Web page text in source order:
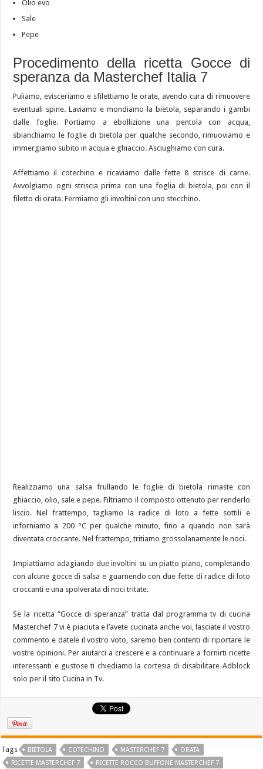
Olio evo
Sale
Pepe
Procedimento della ricetta Gocce di
speranza da Masterchef Italia 7
Puliamo, evisceriamo e sfilettiamo le orate, avendo cura di rimuovere
eventuali spine. Laviamo e mondiamo la bietola, separando i gambi
dalle foglie. Portiamo a ebollizione una pentola con acqua,
sbianchiamo le foglie di bietola per qualche secondo, rimuoviamo e
immergiamo subito in acqua e ghiaccio. Asciughiamo con cura.
Affettiamo il cotechino e ricaviamo dalle fette 8 strisce di carne.
Avvolgiamo ogni striscia prima con una foglia di bietola, poi con il
filetto di orata. Fermiamo gli involtini con uno stecchino.
Realizziamo una salsa frullando le foglie di bietola rimaste con
ghiaccio, olio, sale e pepe. Filtriamo il composto ottenuto per renderlo
liscio. Nel frattempo, tagliamo la radice di loto a fette sottili e
inforniamo a 200 °C per qualche minuto, fino a quando non sarà
diventata croccante. Nel frattempo, tritiamo grossolanamente le noci.
Impiattiamo adagiando due involtini su un piatto piano, completando
con alcune gocce di salsa e guarnendo con due fette di radice di loto
croccanti e una spolverata di noci tritate.
Se la ricetta “Gocce di speranza” tratta dal programma tv di cucina
Masterchef 7 vi è piaciuta e l’avete cucinata anche voi, lasciate il vostro
commento e datele il vostro voto, saremo ben contenti di riportare le
vostre opinioni. Per aiutarci a crescere e a continuare a fornirti ricette
interessanti e gustose ti chiediamo la cortesia di disabilitare Adblock
solo per il sito Cucina in Tv.
Tags BIETOLA COTECHINO MASTERCHEF 7
ORATA
RICETTE MASTERCHEF 7
RICETTE ROCCO BUFFONE MASTERCHEF 7